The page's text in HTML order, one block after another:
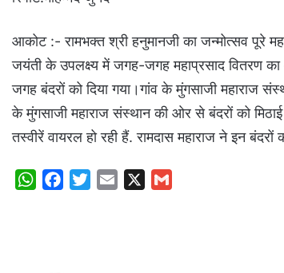
आकोट :- रामभक्त श्री हनुमानजी का जन्मोत्सव पूरे
जयंती के उपलक्ष्य में जगह-जगह महाप्रसाद वितरण
जगह बंदरों को दिया गया।गांव के मुंगसाजी महाराज
के मुंगसाजी महाराज संस्थान की ओर से बंदरों को
तस्वीरें वायरल हो रही हैं. रामदास महाराज ने इन
W